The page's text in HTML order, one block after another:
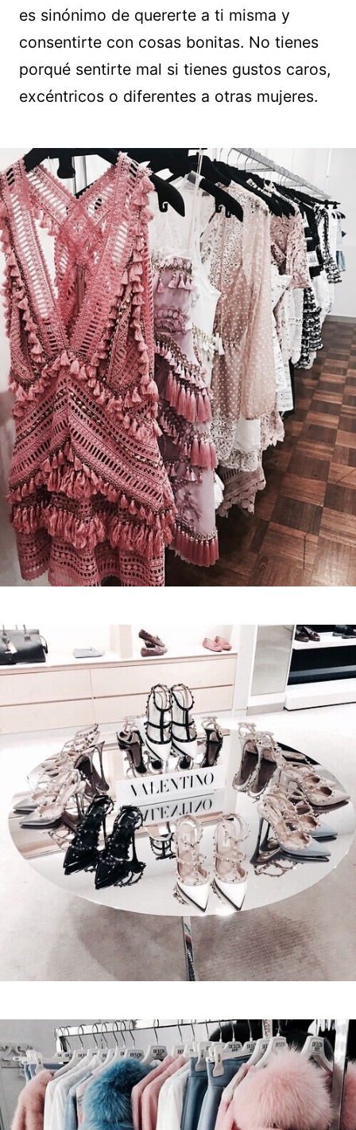
es sinónimo de quererte a ti misma y
consentirte con cosas bonitas. No tienes
porqué sentirte mal si tienes gustos caros,
excéntricos o diferentes a otras mujeres.